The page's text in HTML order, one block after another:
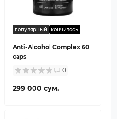
популярный кончилось
Anti-Alcohol Complex 60
caps
0
299 000 сум.